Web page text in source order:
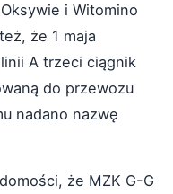
i Witomino
że 1 maja
A trzeci ciągnik
do przewozu
nadano nazwę
że MZK G-G